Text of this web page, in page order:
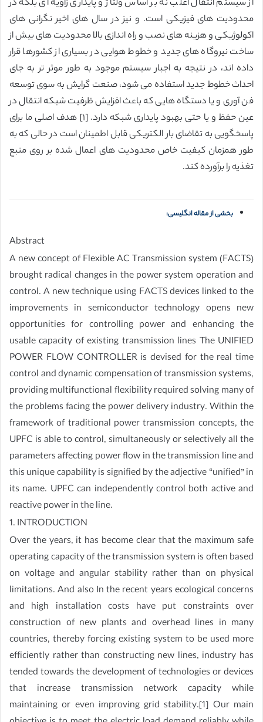
از سیستم انتقال اغلب نه بر اساس ولتاژ و پایداری زاویه ای بلکه در
محدودیت های فیزیکی است. و نیز در سال های اخیر نگرانی های
اکولوژیکی و هزینه های نصب و راه اندازی بالا محدودیت های بیش از
ساخت نیروگاه های جدید و خطوط هوایی در بسیاری از کشورها قرار
داده اند، در نتیجه به اجبار سیستم موجود به طور موثر تر به جای
احداث خطوط جدید استفاده می شود، صنعت گرایش به سوی توسعه
فن آوری و یا دستگاه هایی که باعث افزایش ظرفیت شبکه انتقال در
عین حفظ و یا حتی بهبود پایداری شبکه دارد. [١] هدف اصلی ما برای
پاسخگویی به تقاضای بار الکتریکی قابل اطمینان است در حالی که به
طور همزمان کیفیت خاص محدودیت های اعمال شده بر روی منبع
تغذیه را برآورده کند.
بخشی از مقاله انگلیسی:
Abstract
A new concept of Flexible AC Transmission system (FACTS)
brought radical changes in the power system operation and
control. A new technique using FACTS devices linked to the
improvements in semiconductor technology opens new
opportunities for controlling power and enhancing the
usable capacity of existing transmission lines The UNIFIED
POWER FLOW CONTROLLER is devised for the real time
control and dynamic compensation of transmission systems,
providing multifunctional flexibility required solving many of
the problems facing the power delivery industry. Within the
framework of traditional power transmission concepts, the
UPFC is able to control, simultaneously or selectively all the
parameters affecting power flow in the transmission line and
this unique capability is signified by the adjective “unified” in
its name. UPFC can independently control both active and
reactive power in the line.
1. INTRODUCTION
Over the years, it has become clear that the maximum safe
operating capacity of the transmission system is often based
on voltage and angular stability rather than on physical
limitations. And also In the recent years ecological concerns
and high installation costs have put constraints over
construction of new plants and overhead lines in many
countries, thereby forcing existing system to be used more
efficiently rather than constructing new lines, industry has
tended towards the development of technologies or devices
that increase transmission network capacity while
maintaining or even improving grid stability.[1] Our main